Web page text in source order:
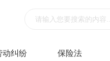
动纠纷 保险法